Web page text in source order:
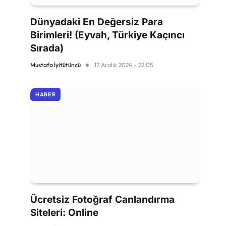
Dünyadaki En Değersiz Para
Birimleri! (Eyvah, Türkiye Kaçıncı
Sırada)
Mustafa İyitütüncü 17 Aralık 2024 - 22:05
HABER
Ücretsiz Fotoğraf Canlandırma
Siteleri: Online